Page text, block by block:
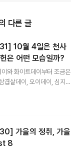
다른 글
10월 4일은 천사
은 어떤 모습일까?
와 화이트데이부터 조금은
겹살데이, 오이데이, 심지어
요? 오는 10월 4일을 4자
하는 날일까요? 빙고~! 바
한일을 하는 날이라고 하
가을의 정취, 가을
8